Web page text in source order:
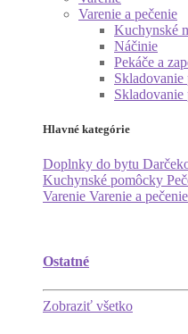
Varenie a pečenie
Kuchynské
Náčinie
Pekáče a
Skladovanie
Skladovanie
Hlavné kategórie
Doplnky do bytu
Kuchynské pomôcky
Varenie Varenie a pečenie
Ostatné
Zobraziť všetko